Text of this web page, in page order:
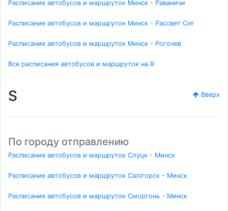
Расписание автобусов и маршруток Минск - Раваничи
Расписание автобусов и маршруток Минск - Рассвет Снт
Расписание автобусов и маршруток Минск - Рогочев
Все расписания автобусов и маршруток на R
S Вверх
По городу отправлению
Расписание автобусов и маршруток Слуцк - Минск
Расписание автобусов и маршруток Салігорск - Минск
Расписание автобусов и маршруток Сморгонь - Минск